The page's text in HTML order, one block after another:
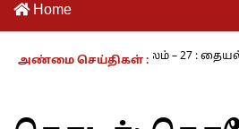
Home
அண்மை செய்திகள் :
வாழும் காலம் – 27 : தையல்